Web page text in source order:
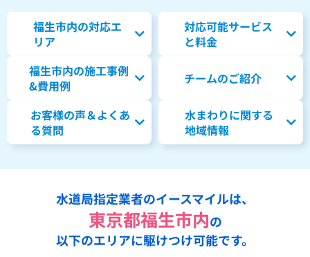
福生市内の対応エ
リア
対応可能サービス
と料金
福生市内の施工事例
&費用例
チームのご紹介
お客様の声＆よくあ
る質問
水まわりに関する
地域情報
水道局指定業者のイースマイルは、
東京都福生市内の
以下のエリアに駆けつけ可能です。